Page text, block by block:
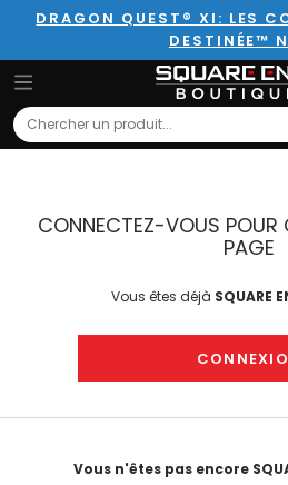
DRAGON QUEST® XI: LES
DESTINÉE™
Search
CONNECTEZ-VOUS POUR
PAGE
Vous êtes déjà SQUARE
Vous n'êtes pas encore